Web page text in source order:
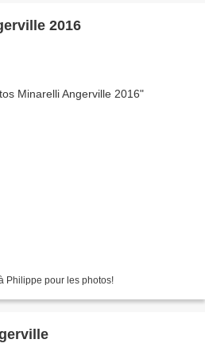
2016
Philippe pour les photos!